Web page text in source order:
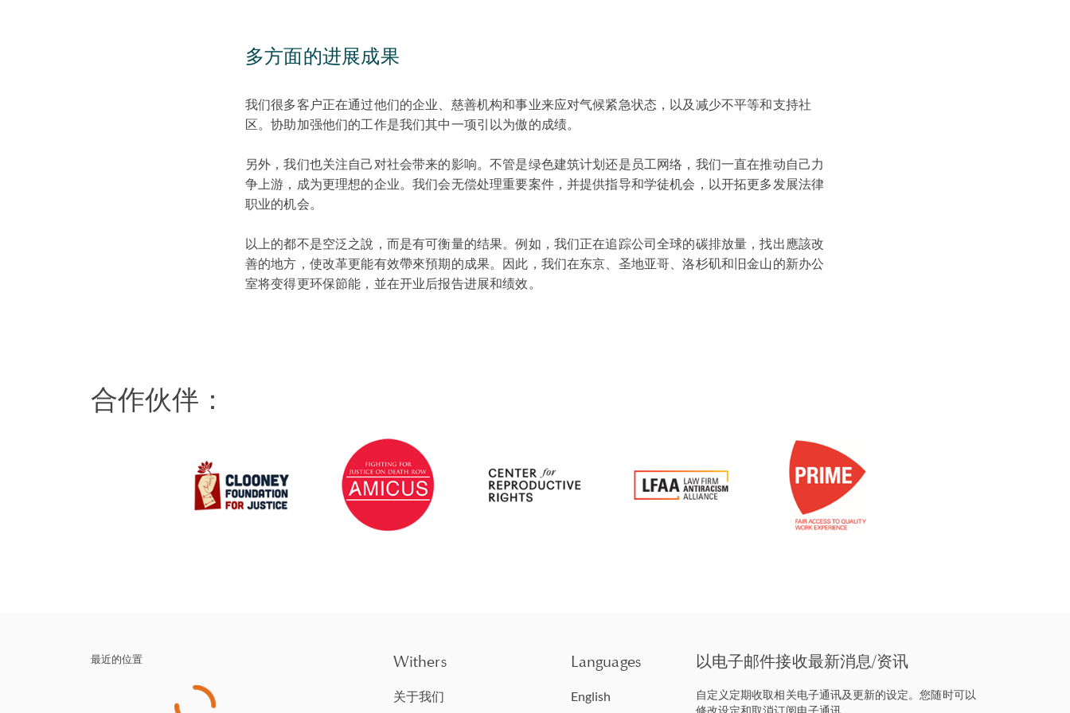
多方面的进展成果
我们很多客户正在通过他们的企业、慈善机构和事业来应对气候紧急状态，以及减少不平等和支持社
区。协助加强他们的工作是我们其中一项引以为傲的成绩。
另外，我们也关注自己对社会带来的影响。不管是绿色建筑计划还是员工网络，我们一直在推动自己力
争上游，成为更理想的企业。我们会无偿处理重要案件，并提供指导和学徒机会，以开拓更多发展法律
职业的机会。
以上的都不是空泛之說，而是有可衡量的结果。例如，我们正在追踪公司全球的碳排放量，找出應該改
善的地方，使改革更能有效帶來預期的成果。因此，我们在东京、圣地亚哥、洛杉矶和旧金山的新办公
室将变得更环保節能，並在开业后报告进展和绩效。
合作伙伴：
最近的位置 Withers
关于我们
Languages
English
以电子邮件接收最新消息/资讯
自定义定期收取相关电子通讯及更新的设定。您随时可以
修改设定和取消订阅电子通讯。